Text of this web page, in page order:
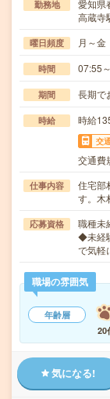
勤務地
愛知県
高蔵寺
曜日頻度 月～金
時間 07:55
期間 長期で
時給 時給
交
交通費
仕事内容
住宅部
す。木
応募資格
職種未
◆未経
で気軽
職場の雰囲気
年齢層
20
気になる!